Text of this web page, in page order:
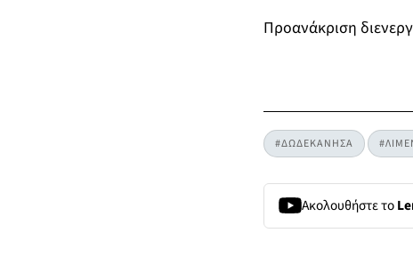
Προανάκριση
#ΔΩΔΕΚΑΝΗΣΑ
Ακολουθήστε το